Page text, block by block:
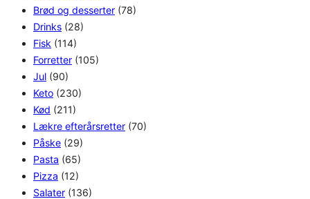
Brød og desserter (78)
Drinks (28)
Fisk (114)
Forretter (105)
Jul (90)
Keto (230)
Kød (211)
Lækre efterårsretter (70)
Påske (29)
Pasta (65)
Pizza (12)
Salater (136)